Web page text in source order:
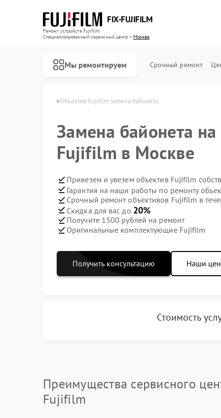
FIX-FUJIFILM
Ремонт устройств Fujifilm
Специализированный cервисный центр г.Москва
Мы ремонтируем Срочный ремонт
Fujifilm в Москве Объектив Fujifilm замена байонета
Замена байонета на
Fujifilm в Москве
Привезем и увезем объектив Fujifilm
Гарантия на наши работы по ремонту
Срочный ремонт объективов Fujifilm в
Скидка для вас до 20%
Получите 1500 рублей на ремонт
Оригинальные комплектующие Fujifilm
Получить консультацию Наши
Стоимость
Преимущества сервисного
Fujifilm